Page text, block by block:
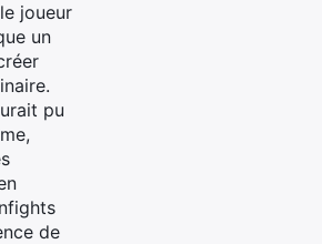
joueur
un
pu
de